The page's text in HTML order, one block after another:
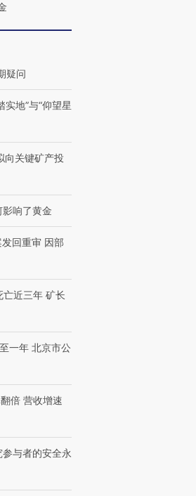
疑问
实地”与“仰望星
向关键矿产投
响了黄金
回重审 因部
近三年 矿长
一年 北京市公
倍 营收增速
与者的安全永